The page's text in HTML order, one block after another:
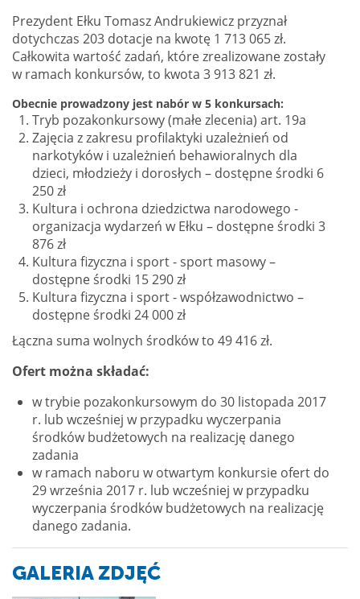
Prezydent Ełku Tomasz Andrukiewicz przyznał
dotychczas 203 dotacje na kwotę 1 713 065 zł.
Całkowita wartość zadań, które zrealizowane zostały
w ramach konkursów, to kwota 3 913 821 zł.
Obecnie prowadzony jest nabór w 5 konkursach:
Tryb pozakonkursowy (małe zlecenia) art. 19a
Zajęcia z zakresu profilaktyki uzależnień od
narkotyków i uzależnień behawioralnych dla
dzieci, młodzieży i dorosłych – dostępne środki 6
250 zł
Kultura i ochrona dziedzictwa narodowego -
organizacja wydarzeń w Ełku – dostępne środki 3
876 zł
Kultura fizyczna i sport - sport masowy –
dostępne środki 15 290 zł
Kultura fizyczna i sport - współzawodnictwo –
dostępne środki 24 000 zł
Łączna suma wolnych środków to 49 416 zł.
Ofert można składać:
w trybie pozakonkursowym do 30 listopada 2017
r. lub wcześniej w przypadku wyczerpania
środków budżetowych na realizację danego
zadania
w ramach naboru w otwartym konkursie ofert do
29 września 2017 r. lub wcześniej w przypadku
wyczerpania środków budżetowych na realizację
danego zadania.
GALERIA ZDJĘĆ